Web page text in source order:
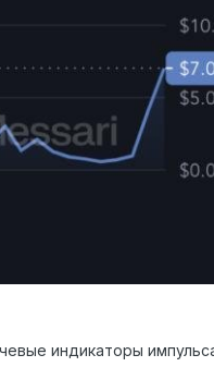
индикаторы